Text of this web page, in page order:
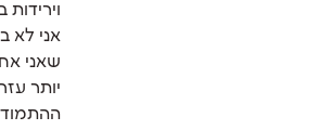
וירידות
אני לא
שאני
יותר